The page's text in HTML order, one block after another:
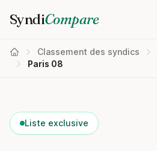
SyndiCompare
Classement des syndics
Paris 08
Liste exclusive